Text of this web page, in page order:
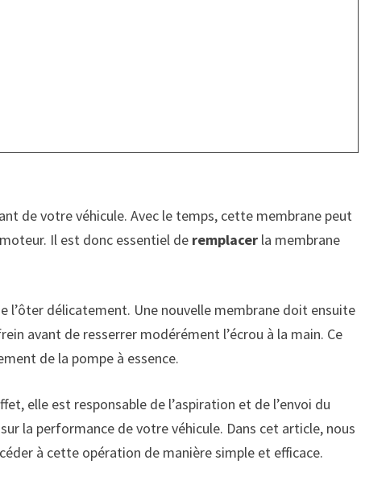
de votre véhicule. Avec le temps, cette membrane peut
Il est donc essentiel de remplacer la membrane
l’ôter délicatement. Une nouvelle membrane doit ensuite
avant de resserrer modérément l’écrou à la main. Ce
de la pompe à essence.
elle est responsable de l’aspiration et de l’envoi du
la performance de votre véhicule. Dans cet article, nous
à cette opération de manière simple et efficace.